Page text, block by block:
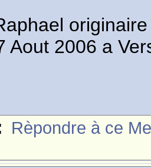
Aout 2006 a
Rèpondre à ce